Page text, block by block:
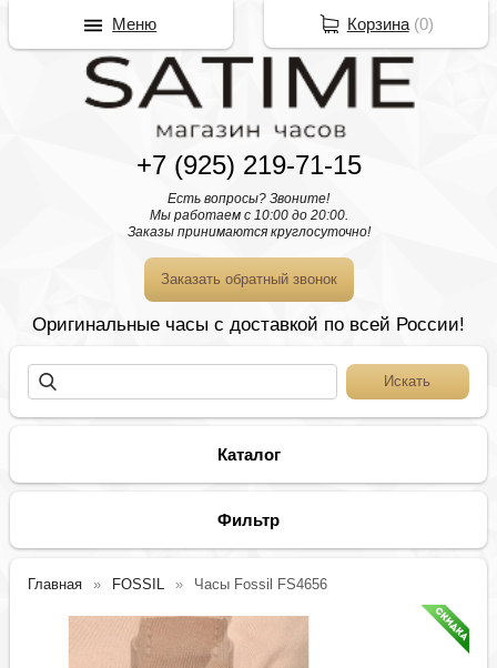
+7 (925) 219-71-15
Есть вопросы? Звоните!
Мы работаем с 10:00 до 20:00.
Заказы принимаются круглосуточно!
Заказать обратный звонок
Оригинальные часы с доставкой по всей России!
Каталог
Фильтр
Главная FOSSIL Часы Fossil FS4656
Корзина(0)
Меню